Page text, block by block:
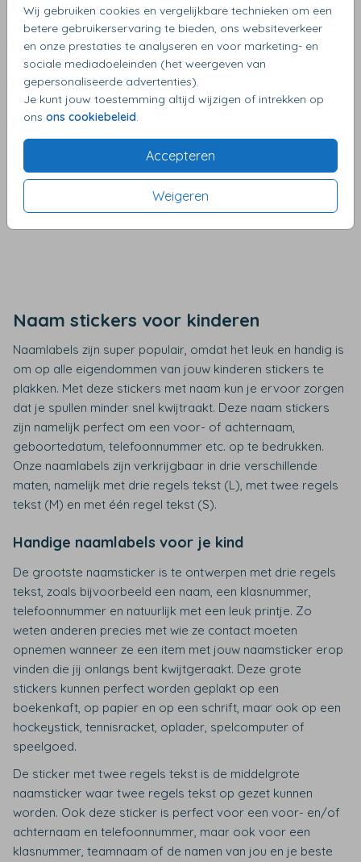
Wij gebruiken cookies en vergelijkbare technieken om een
betere gebruikerservaring te bieden, ons websiteverkeer
en onze prestaties te analyseren en voor marketing- en
sociale mediadoeleinden (het weergeven van
gepersonaliseerde advertenties).
Je kunt jouw toestemming altijd wijzigen of intrekken op
ons ons cookiebeleid.
Accepteren
Weigeren
€ 9,99 € 6,99
Set van 20 medium naamstickers
Naam stickers voor kinderen
Naamlabels zijn super populair, omdat het leuk en handig is
om op alle eigendommen van jouw kinderen stickers te
plakken. Met deze stickers met naam kun je ervoor zorgen
dat je spullen minder snel kwijtraakt. Deze naam stickers
zijn namelijk perfect om een voor- of achternaam,
geboortedatum, telefoonnummer etc. op te bedrukken.
Onze naamlabels zijn verkrijgbaar in drie verschillende
maten, namelijk met drie regels tekst (L), met twee regels
tekst (M) en met één regel tekst (S).
Handige naamlabels voor je kind
De grootste naamsticker is te ontwerpen met drie regels
tekst, zoals bijvoorbeeld een naam, een klasnummer,
telefoonnummer en natuurlijk met een leuk printje. Zo
weten anderen precies met wie ze contact moeten
opnemen wanneer ze een item met jouw naamsticker erop
vinden die jij onlangs bent kwijtgeraakt. Deze grote
stickers kunnen perfect worden geplakt op een
boekenkaft, op papier en op een schrift, maar ook op een
hockeystick, tennisracket, oplader, spelcomputer of
speelgoed.
De sticker met twee regels tekst is de middelgrote
naamsticker waar twee regels tekst op gezet kunnen
worden. Ook deze sticker is perfect voor een voor- en/of
achternaam en telefoonnummer, maar ook voor een
klasnummer, teamnaam of de namen van jou en je beste